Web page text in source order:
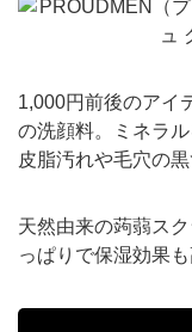
1,000円前後のアイ
の洗顔料。ミネラ
皮脂汚れや毛穴の
天然由来の蒟蒻ス
っぱりで保湿効果